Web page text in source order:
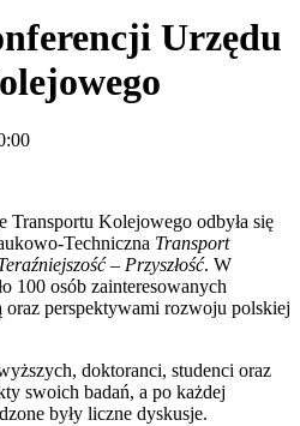
Urzędu
Transportu Kolejowego odbyła się
Techniczna Transport
– Przyszłość. W
100 osób zainteresowanych
perspektywami rozwoju polskiej
doktoranci, studenci oraz
swoich badań, a po każdej
były liczne dyskusje.